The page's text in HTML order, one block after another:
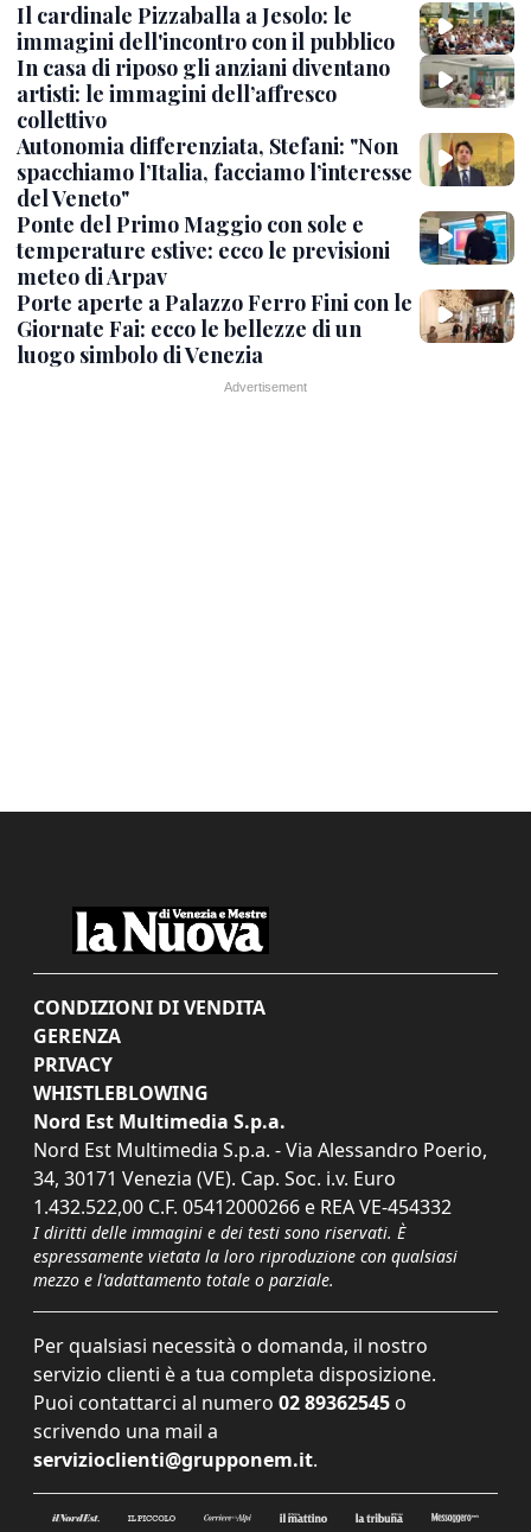
Il cardinale Pizzaballa a Jesolo: le
immagini dell'incontro con il pubblico
In casa di riposo gli anziani diventano
artisti: le immagini dell’affresco
collettivo
Autonomia differenziata, Stefani: "Non
spacchiamo l’Italia, facciamo l’interesse
del Veneto"
Ponte del Primo Maggio con sole e
temperature estive: ecco le previsioni
meteo di Arpav
Porte aperte a Palazzo Ferro Fini con le
Giornate Fai: ecco le bellezze di un
luogo simbolo di Venezia
CONDIZIONI DI VENDITA
GERENZA
PRIVACY
WHISTLEBLOWING
Nord Est Multimedia S.p.a.
Nord Est Multimedia S.p.a. - Via Alessandro Poerio,
34, 30171 Venezia (VE). Cap. Soc. i.v. Euro
1.432.522,00 C.F. 05412000266 e REA VE-454332
I diritti delle immagini e dei testi sono riservati. È
espressamente vietata la loro riproduzione con qualsiasi
mezzo e l'adattamento totale o parziale.
Per qualsiasi necessità o domanda, il nostro
servizio clienti è a tua completa disposizione.
Puoi contattarci al numero 02 89362545 o
scrivendo una mail a
servizioclienti@grupponem.it.